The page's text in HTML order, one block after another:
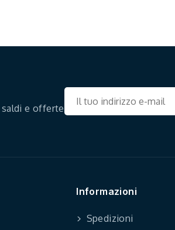
e offerte
Informazioni
Spedizioni